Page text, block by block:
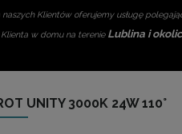
Klientów oferujemy usługę
w domu na terenie Lublina i
UNITY 3000K 24W 110°